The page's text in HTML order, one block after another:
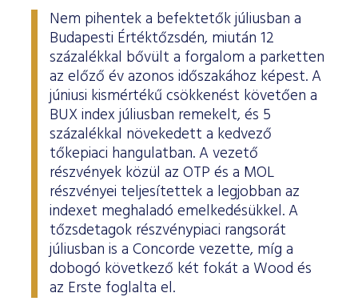
Nem pihentek a befektetők júliusban a
Budapesti Értéktőzsdén, miután 12
százalékkal bővült a forgalom a parketten
az előző év azonos időszakához képest. A
júniusi kismértékű csökkenést követően a
BUX index júliusban remekelt, és 5
százalékkal növekedett a kedvező
tőkepiaci hangulatban. A vezető
részvények közül az OTP és a MOL
részvényei teljesítettek a legjobban az
indexet meghaladó emelkedésükkel. A
tőzsdetagok részvénypiaci rangsorát
júliusban is a Concorde vezette, míg a
dobogó következő két fokát a Wood és
az Erste foglalta el.